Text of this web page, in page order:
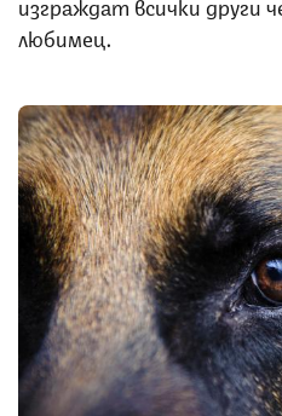
любимец.